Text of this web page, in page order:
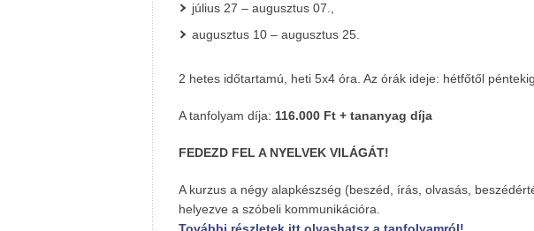
július 27 – augusztus 07.,
augusztus 10 – augusztus 25.
2 hetes időtartamú, heti 5x4 óra. Az órák ideje: hétfőtől
A tanfolyam díja: 116.000 Ft + tananyag díja
FEDEZD FEL A NYELVEK VILÁGÁT!
A kurzus a négy alapkészség (beszéd, írás, olvasás,
helyezve a szóbeli kommunikációra.